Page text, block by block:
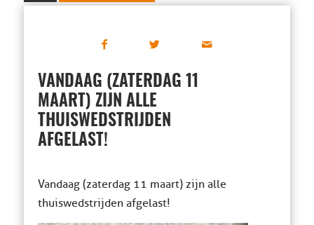
VANDAAG (ZATERDAG 11
MAART) ZIJN ALLE
THUISWEDSTRIJDEN
AFGELAST!
Vandaag (zaterdag 11 maart) zijn alle
thuiswedstrijden afgelast!